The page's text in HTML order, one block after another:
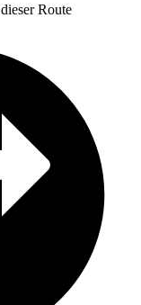
dieser Route